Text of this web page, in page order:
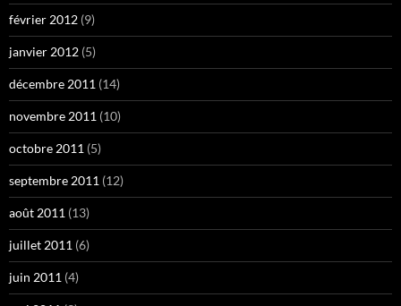
février 2012 (9)
janvier 2012 (5)
décembre 2011 (14)
novembre 2011 (10)
octobre 2011 (5)
septembre 2011 (12)
août 2011 (13)
juillet 2011 (6)
juin 2011 (4)